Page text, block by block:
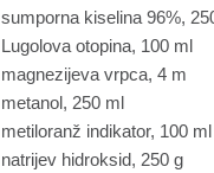
sumporna kiselina 96%,
Lugolova otopina, 100 ml
magnezijeva vrpca, 4 m
metanol, 250 ml
metiloranž indikator, 100 ml
natrijev hidroksid, 250 g